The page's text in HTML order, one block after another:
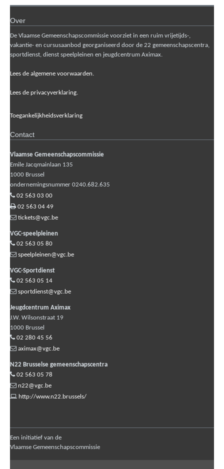
Over
De Vlaamse Gemeenschapscommissie voorziet in een ruim vrijetijds-,
vakantie- en cursusaanbod georganiseerd door de 22 gemeenschapscentra,
sportdienst, dienst speelpleinen en jeugdcentrum Aximax.
Lees de algemene voorwaarden.
Lees de privacyverklaring.
Toegankelijkheidsverklaring
Contact
Vlaamse Gemeenschapscommissie
Emile Jacqmainlaan 135
1000 Brussel
ondernemingsnummer 0240.682.635
02 563 03 00
02 563 04 49
tickets@vgc.be
VGC-speelpleinen
02 563 05 80
speelpleinen@vgc.be
VGC-Sportdienst
02 563 05 14
sportdienst@vgc.be
Jeugdcentrum Aximax
J.W. Wilsonstraat 19
1000 Brussel
02 280 45 56
aximax@vgc.be
N22 Brusselse gemeenschapscentra
02 563 05 78
n22@vgc.be
http://www.n22.brussels/
Een initiatief van de
Vlaamse Gemeenschapscommissie